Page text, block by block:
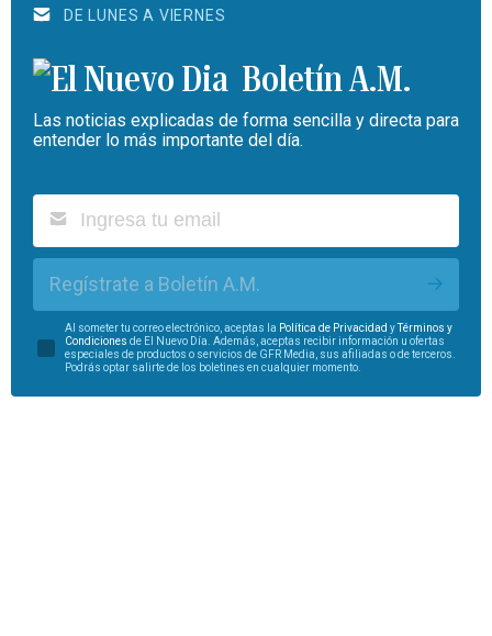
DE LUNES A VIERNES
Boletín A.M.
Las noticias explicadas de forma sencilla y directa para
entender lo más importante del día.
Regístrate a Boletín A.M.
Al someter tu correo electrónico, aceptas la Política de Privacidad yTérminos y
Condiciones de El Nuevo Día. Además, aceptas recibir información u ofertas
especiales de productos o servicios de GFR Media, sus afiliadas o de terceros.
Podrás optar salirte de los boletines en cualquier momento.